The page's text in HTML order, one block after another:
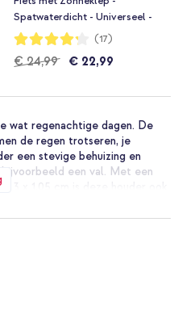
Spatwaterdicht - Universeel -
Zwart
Waardering:
84%
(17)
€ 24,99 € 22,99
wat regenachtige dagen. De
de regen trotseren, je
een stevige behuizing en
een val. Met een
x 1,05 cm is deze houder ook
fietshouder!
houdt in dat hij tegen
extra bescherming.